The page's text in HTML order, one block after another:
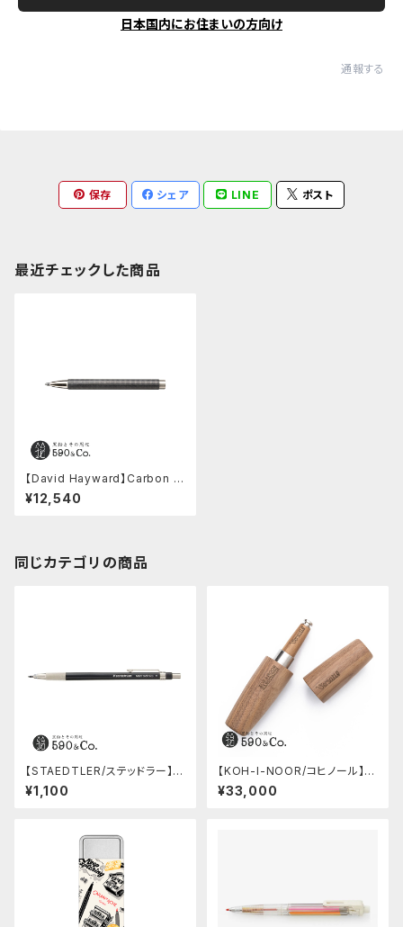
日本国内にお住まいの方向け
通報する
保存 シェア LINE ポスト
最近チェックした商品
【David Hayward】Carbon Fi
bre ノック式3.15ミリ芯ホルダ
ー
¥12,540
同じカテゴリの商品
【STAEDTLER/ステッドラー】マ
ルス テクニコ芯ホルダー ブラッ
ク/780 C-9
¥1,100
【KOH-I-NOOR/コヒノール】Hi
dden Diamond 5.6ミリ芯ホ
ルダー5370 (ウォールナット)
¥33,000